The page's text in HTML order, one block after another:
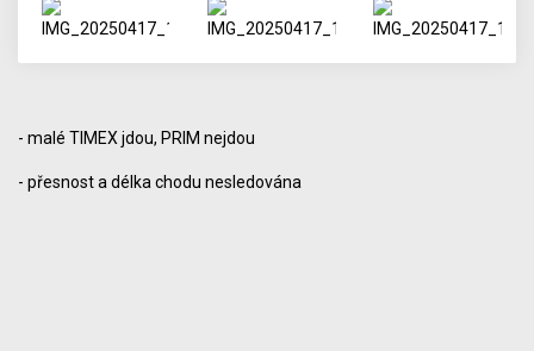
- malé TIMEX jdou, PRIM nejdou
- přesnost a délka chodu nesledována